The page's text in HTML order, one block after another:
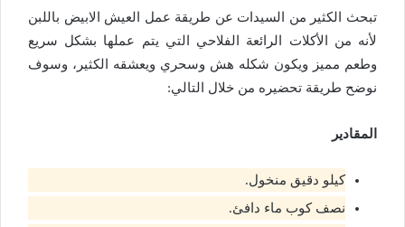
تبحث الكثير من السيدات عن طريقة عمل العيش الابيض باللبن
لأنه من الأكلات الرائعة الفلاحي التي يتم عملها بشكل سريع
وطعم مميز ويكون شكله هش وسحري ويعشقه الكثير، وسوف
نوضح طريقة تحضيره من خلال التالي:
المقادير
كيلو دقيق منخول.
نصف كوب ماء دافئ.